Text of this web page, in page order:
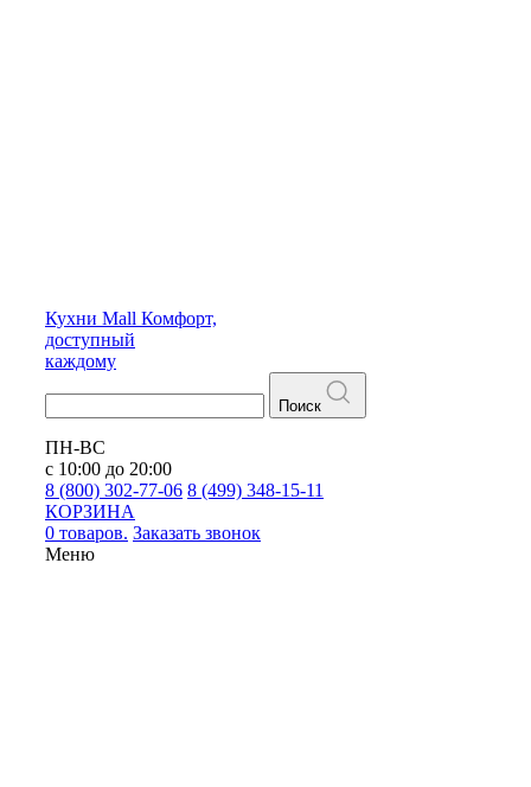
Кухни Mall Комфорт,
доступный
каждому
Поиск
ПН-ВС
с 10:00 до 20:00
8 (800) 302-77-06 8 (499) 348-15-11
КОРЗИНА
0 товаров. Заказать звонок
Меню